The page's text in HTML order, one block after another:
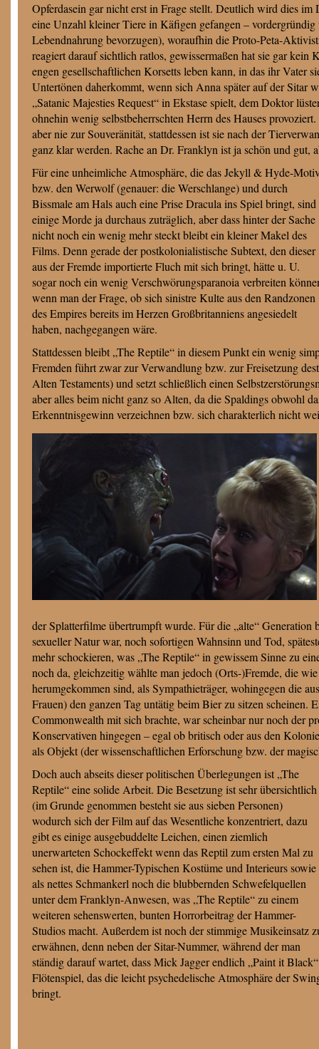
Opferdasein gar nicht erst in Frage stellt. Deutlich wird dies
eine Unzahl kleiner Tiere in Käfigen gefangen –
Lebendnahrung bevorzugen), woraufhin die Proto-Peta-
reagiert darauf sichtlich ratlos, gewissermaßen hat sie gar kein
engen gesellschaftlichen Korsetts leben kann, in das ihr Vater
Untertönen daherkommt, wenn sich Anna später auf der Sitar
„Satanic Majesties Request“ in Ekstase spielt, dem Doktor
ohnehin wenig selbstbeherrschten Herrn des Hauses
aber nie zur Souveränität, stattdessen ist sie nach der
ganz klar werden. Rache an Dr. Franklyn ist ja schön und
Für eine unheimliche Atmosphäre, die das Jekyll & Hyde-
bzw. den Werwolf (genauer: die Werschlange) und durch
Bissmale am Hals auch eine Prise Dracula ins Spiel bringt, sind
einige Morde ja durchaus zuträglich, aber dass hinter der Sache
nicht noch ein wenig mehr steckt bleibt ein kleiner Makel des
Films. Denn gerade der postkolonialistische Subtext, den dieser
aus der Fremde importierte Fluch mit sich bringt, hätte u. U.
sogar noch ein wenig Verschwörungsparanoia verbreiten
wenn man der Frage, ob sich sinistre Kulte aus den Randzonen
des Empires bereits im Herzen Großbritanniens angesiedelt
haben, nachgegangen wäre.
Stattdessen bleibt „The Reptile“ in diesem Punkt ein wenig
Fremden führt zwar zur Verwandlung bzw. zur Freisetzung
Alten Testaments) und setzt schließlich einen
aber alles beim nicht ganz so Alten, da die Spaldings obwohl
Erkenntnisgewinn verzeichnen bzw. sich charakterlich nicht
der Splatterfilme übertrumpft wurde. Für die „alte“
sexueller Natur war, noch sofortigen Wahnsinn und Tod,
mehr schockieren, was „The Reptile“ in gewissem Sinne zu
noch da, gleichzeitig wählte man jedoch (Orts-)Fremde, die
herumgekommen sind, als Sympathieträger, wohingegen die
Frauen) den ganzen Tag untätig beim Bier zu sitzen
Commonwealth mit sich brachte, war scheinbar nur noch der
Konservativen hingegen – egal ob britisch oder aus den
als Objekt (der wissenschaftlichen Erforschung bzw. der
Doch auch abseits dieser politischen Überlegungen ist „The
Reptile“ eine solide Arbeit. Die Besetzung ist sehr übersichtlich
(im Grunde genommen besteht sie aus sieben Personen)
wodurch sich der Film auf das Wesentliche konzentriert, dazu
gibt es einige ausgebuddelte Leichen, einen ziemlich
unerwarteten Schockeffekt wenn das Reptil zum ersten Mal zu
sehen ist, die Hammer-Typischen Kostüme und Interieurs sowie
als nettes Schmankerl noch die blubbernden Schwefelquellen
unter dem Franklyn-Anwesen, was „The Reptile“ zu einem
weiteren sehenswerten, bunten Horrorbeitrag der Hammer-
Studios macht. Außerdem ist noch der stimmige Musikeinsatz
erwähnen, denn neben der Sitar-Nummer, während der man
ständig darauf wartet, dass Mick Jagger endlich „Paint it
Flötenspiel, das die leicht psychedelische Atmosphäre der
bringt.